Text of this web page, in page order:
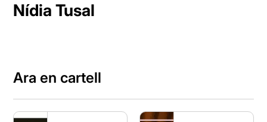
Nídia Tusal
Ara en cartell